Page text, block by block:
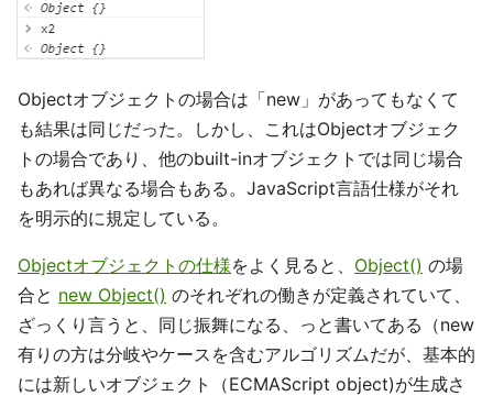
Objectオブジェクトの場合は「new」があってもなくて
も結果は同じだった。しかし、これはObjectオブジェク
トの場合であり、他のbuilt-inオブジェクトでは同じ場合
もあれば異なる場合もある。JavaScript言語仕様がそれ
を明示的に規定している。
Objectオブジェクトの仕様をよく見ると、 Object() の場
合と new Object() のそれぞれの働きが定義されていて、
ざっくり言うと、同じ振舞になる、っと書いてある（new
有りの方は分岐やケースを含むアルゴリズムだが、基本的
には新しいオブジェクト（ECMAScript object)が生成さ